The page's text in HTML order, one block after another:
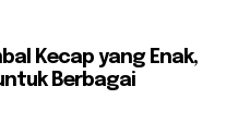
Kecap yang Enak,
Berbagai